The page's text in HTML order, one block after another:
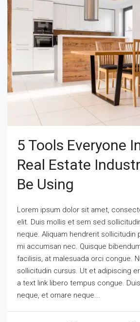
5 Tools Everyone
Real Estate
Be Using
Lorem ipsum dolor sit amet,
elit. Duis mollis et sem sed
neque. Aliquam hendrerit sollicitudin
mi accumsan nec. Quisque
facilisis, at malesuada orci congue.
sollicitudin cursus. Ut et adipiscing
a text link libero tempus congue.
neque, et ornare neque...